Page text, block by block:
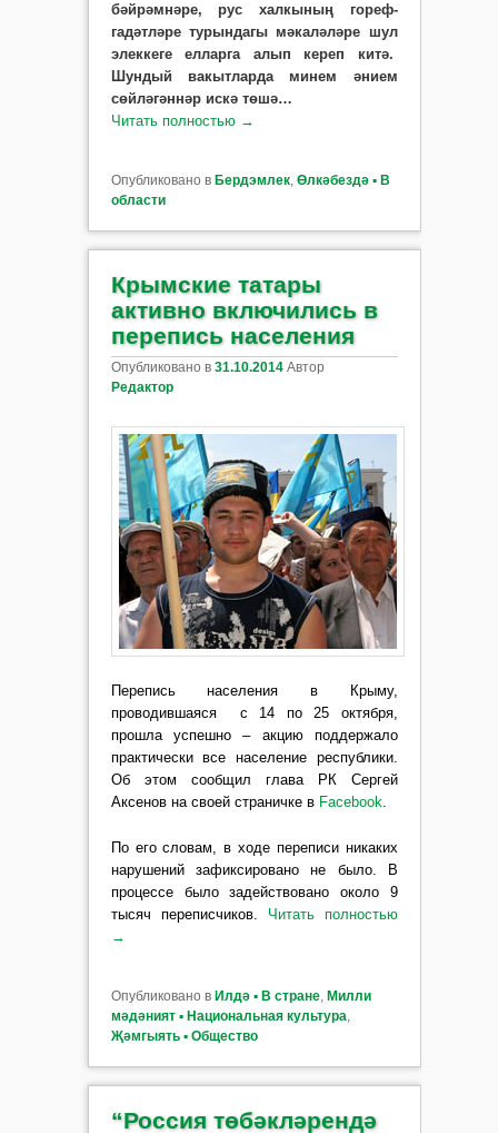
бәйрәмнәре, рус халкының гореф-
гадәтләре турындагы мәкаләләре шул
элеккеге елларга алып кереп китә.
Шундый вакытларда минем әнием
сөйләгәннәр искә төшә…
Читать полностью →
Опубликовано в Бердэмлек, Өлкәбездә ▪ В
области
Крымские татары
активно включились в
перепись населения
Опубликовано в 31.10.2014 Автор
Редактор
Перепись населения в Крыму,
проводившаяся с 14 по 25 октября,
прошла успешно – акцию поддержало
практически все население республики.
Об этом сообщил глава РК Сергей
Аксенов на своей страничке в Facebook.
По его словам, в ходе переписи никаких
нарушений зафиксировано не было. В
процессе было задействовано около 9
тысяч переписчиков. Читать полностью
→
Опубликовано в Илдә ▪ В стране, Милли
мәдәният ▪ Национальная культура,
Җәмгыять ▪ Общество
“Россия төбәкләрендә